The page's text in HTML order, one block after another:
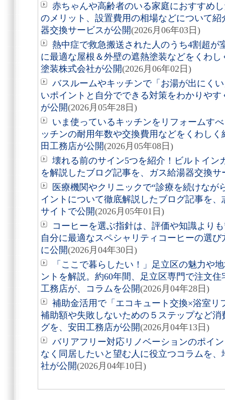
赤ちゃんや高齢者のいる家庭におすすめ
のメリット、設置費用の相場などについて
器交換サービスが公開(2026月06年03日)
熱中症で救急搬送された人のうち4割超が
に最適な屋根＆外壁の遮熱塗装などをくわ
塗装株式会社が公開(2026月06年02日)
バスルームやキッチンで「お湯が出にく
いポイントと自分でできる対策をわかりや
が公開(2026月05年28日)
いま使っているキッチンをリフォームす
ッチンの耐用年数や交換費用などをくわし
田工務店が公開(2026月05年08日)
壊れる前のサイン5つを紹介！ビルトイン
を解説したブログ記事を、ガス給湯器交換サ
医療機関やクリニックで“診療を続けなが
イントについて徹底解説したブログ記事を
サイトで公開(2026月05年01日)
コーヒーを選ぶ指針は、評価や知識より
自分に最適なスペシャリティコーヒーの選
に公開(2026月04年30日)
「ここで暮らしたい！」足立区の魅力や
ントを解説。約60年間、足立区専門で注文
工務店が、コラムを公開(2026月04年28日)
補助金活用で「エコキュート交換×浴室リ
補助額や失敗しないための５ステップなど
グを、安田工務店が公開(2026月04年13日)
バリアフリー対応リノベーションのポイ
なく同居したいと望む人に役立つコラムを
社が公開(2026月04年10日)